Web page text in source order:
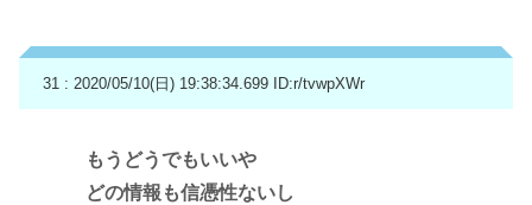
31 : 2020/05/10(日) 19:38:34.699 ID:r/tvwpXWr
もうどうでもいいや
どの情報も信憑性ないし